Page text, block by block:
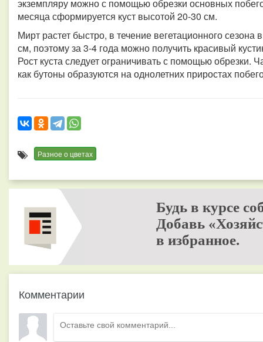
экземпляру можно с помощью обрезки основных
месяца сформируется куст высотой 20-30 см.
Мирт растет быстро, в течение вегетационного
см, поэтому за 3-4 года можно получить красивый
Рост куста следует ограничивать с помощью обрезки.
как бутоны образуются на однолетних приростах
Разное о цветах
Будь в курсе
Добавь
в избранное.
Комментарии